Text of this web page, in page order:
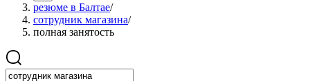
резюме в Балтае/
сотрудник магазина/
полная занятость